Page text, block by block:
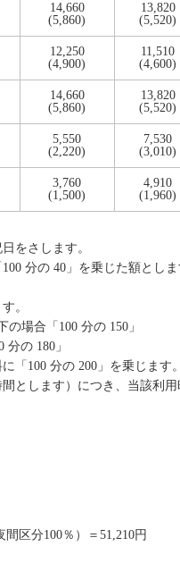
14,660
(5,860)
13,820
(5,520)
12,250
(4,900)
11,510
(4,600)
14,660
(5,860)
13,820
(5,520)
5,550
(2,220)
7,530
(3,010)
3,760
(1,500)
4,910
(1,960)
をさします。
分の 40」を乗じた額としま
。
場合「100 分の 150」
の 180」
100 分の 200」を乗じます。
します）につき、当該利用
区分100％）＝51,210円